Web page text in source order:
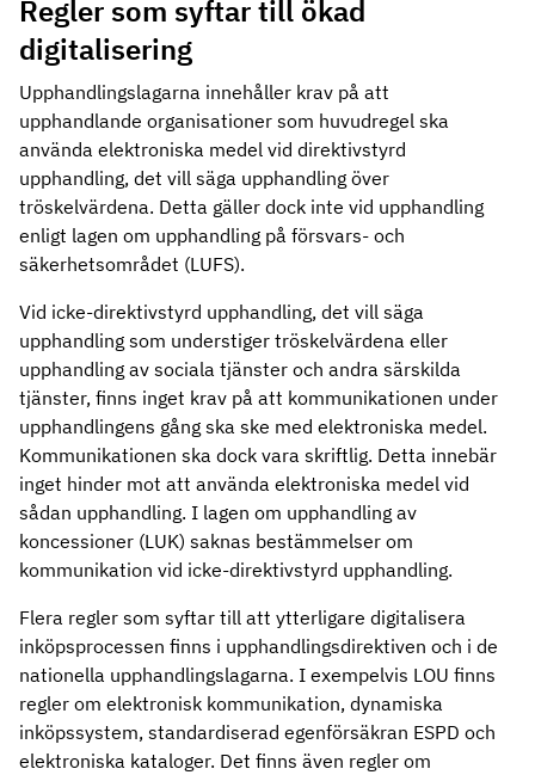
Regler som syftar till ökad
digitalisering
Upphandlingslagarna innehåller krav på att
upphandlande organisationer som huvudregel ska
använda elektroniska medel vid direktivstyrd
upphandling, det vill säga upphandling över
tröskelvärdena. Detta gäller dock inte vid upphandling
enligt lagen om upphandling på försvars- och
säkerhetsområdet (LUFS).
Vid icke-direktivstyrd upphandling, det vill säga
upphandling som understiger tröskelvärdena eller
upphandling av sociala tjänster och andra särskilda
tjänster, finns inget krav på att kommunikationen under
upphandlingens gång ska ske med elektroniska medel.
Kommunikationen ska dock vara skriftlig. Detta innebär
inget hinder mot att använda elektroniska medel vid
sådan upphandling. I lagen om upphandling av
koncessioner (LUK) saknas bestämmelser om
kommunikation vid icke-direktivstyrd upphandling.
Flera regler som syftar till att ytterligare digitalisera
inköpsprocessen finns i upphandlingsdirektiven och i de
nationella upphandlingslagarna. I exempelvis LOU finns
regler om elektronisk kommunikation, dynamiska
inköpssystem, standardiserad egenförsäkran ESPD och
elektroniska kataloger. Det finns även regler om